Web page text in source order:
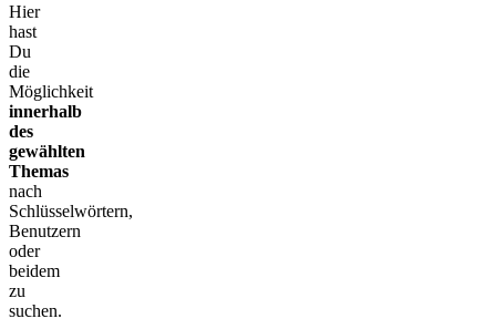
Hier
hast
Du
die
Möglichkeit
innerhalb
des
gewählten
Themas
nach
Schlüsselwörtern,
Benutzern
oder
beidem
zu
suchen.